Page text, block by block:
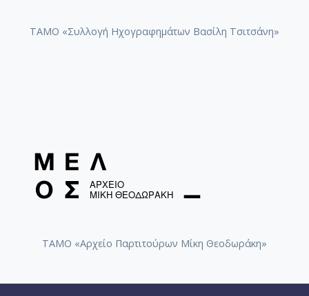
ΤΑΜΟ «Συλλογή Ηχογραφημάτων Βασίλη Τσιτσάνη»
ΤΑΜΟ «Αρχείο Παρτιτούρων Μίκη Θεοδωράκη»